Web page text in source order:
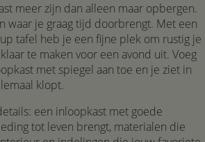
meer zijn dan alleen maar opbergen.
waar je graag tijd doorbrengt. Met een
tafel heb je een fijne plek om rustig je
te maken voor een avond uit. Voeg
met spiegel aan toe en je ziet in
klopt.
een inloopkast met goede
tot leven brengt, materialen die